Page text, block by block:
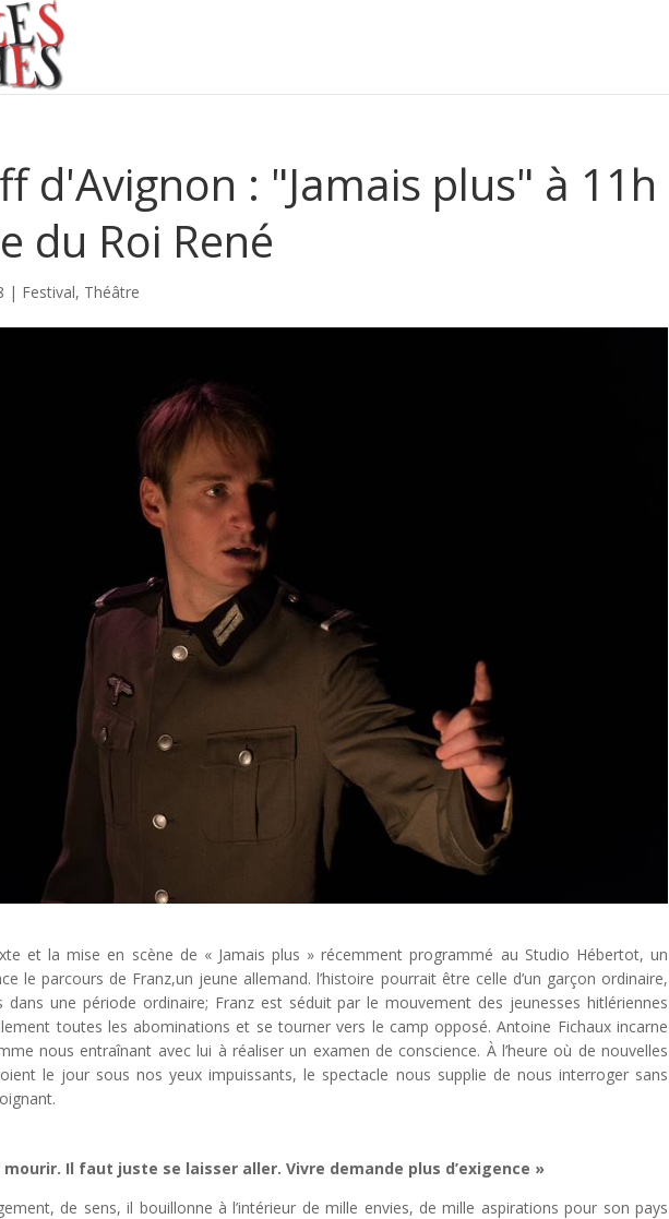
d'Avignon : "Jamais plus" à 11h
du Roi René
| Festival, Théâtre
et la mise en scène de « Jamais plus » récemment programmé au Studio Hébertot, un
le parcours de Franz,un jeune allemand. l’histoire pourrait être celle d’un garçon ordinaire,
une période ordinaire; Franz est séduit par le mouvement des jeunesses hitlériennes
toutes les abominations et se tourner vers le camp opposé. Antoine Fichaux incarne
nous entraînant avec lui à réaliser un examen de conscience. À l’heure où de nouvelles
le jour sous nos yeux impuissants, le spectacle nous supplie de nous interroger sans
mourir. Il faut juste se laisser aller. Vivre demande plus d’exigence »
de sens, il bouillonne à l’intérieur de mille envies, de mille aspirations pour son pays